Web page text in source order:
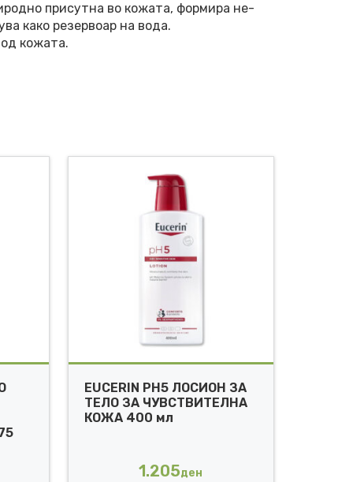
присутна во кожата, формира не-
како резервоар на вода.
кожата.
EUCERIN PH5 ЛОСИОН ЗА
ТЕЛО ЗА ЧУВСТВИТЕЛНА
КОЖА 400 мл
1.205ден